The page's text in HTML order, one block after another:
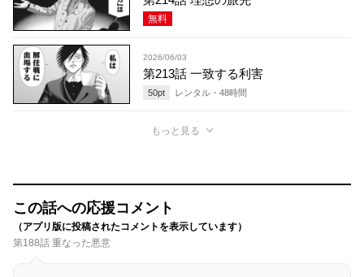
無料
2026/06/03
第213話 一致する利害
50pt レンタル・ 48時間
もっと見る
この話への応援コメント
（アプリ版に投稿されたコメントを表示しています）
第188話 重なった悪意